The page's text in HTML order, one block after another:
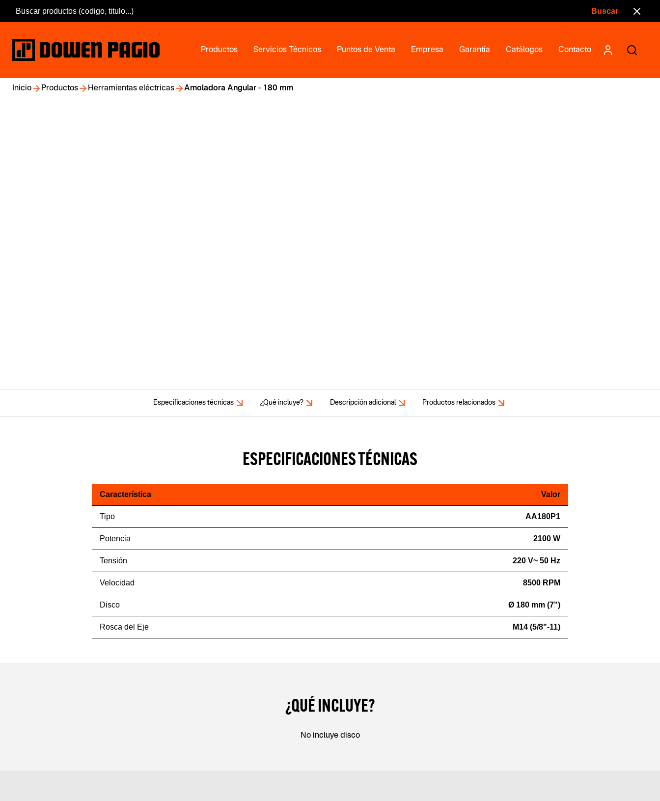
Productos Servicios Técnicos Puntos de Venta Empresa Garantía Catálogos Contacto
Inicio Productos Herramientas eléctricas Amoladora Angular - 180 mm
Especificaciones técnicas ¿Qué incluye? Descripción adicional Productos relacionados
ESPECIFICACIONES TÉCNICAS
Característica Valor
Tipo AA180P1
Potencia 2100 W
Tensión 220 V~ 50 Hz
Velocidad 8500 RPM
Disco Ø 180 mm (7")
Rosca del Eje M14 (5/8"-11)
¿QUÉ INCLUYE?
No incluye disco